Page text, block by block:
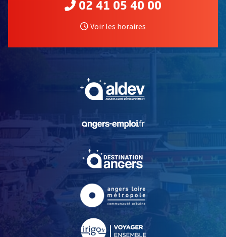
02 41 05 40 00
Voir les horaires
, Ouvre une nouvelle
, Ouvre une nouvelle